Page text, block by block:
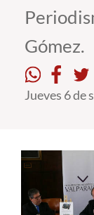
Pregrado
Postgrado
Formación
Funcionarios
Alumni
Gómez.
Jueves 6 de